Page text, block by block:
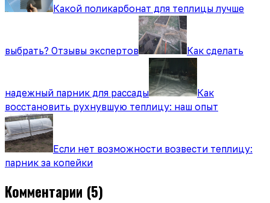
Какой поликарбонат для теплицы лучше
выбрать? Отзывы экспертов Как сделать
надежный парник для рассады
Как
восстановить рухнувшую теплицу: наш опыт
Если нет возможности возвести теплицу:
парник за копейки
Комментарии (5)